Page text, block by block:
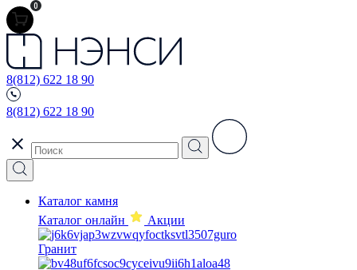
0
8(812) 622 18 90
8(812) 622 18 90
Каталог камня
Каталог онлайн
Акции
Гранит